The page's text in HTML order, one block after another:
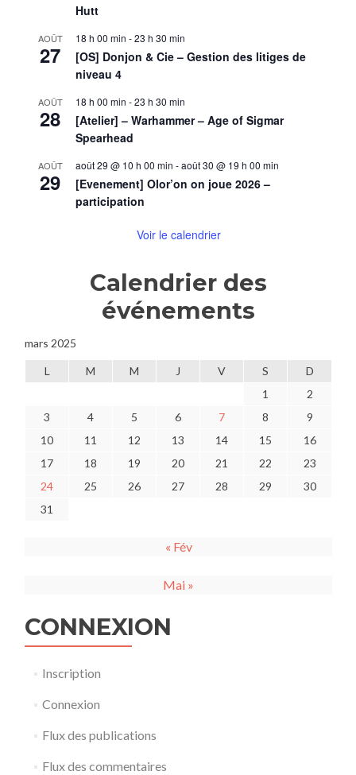
Hutt
AOÛT
27
18 h 00 min -23 h 30 min
[OS] Donjon & Cie – Gestion des litiges de
niveau 4
AOÛT
28
18 h 00 min -23 h 30 min
[Atelier] – Warhammer – Age of Sigmar
Spearhead
AOÛT
29
août 29 @ 10 h 00 min -août 30 @ 19 h 00 min
[Evenement] Olor’on on joue 2026 –
participation
Voir le calendrier
Calendrier des
événements
mars 2025
L M M J V S
D
1
2
3
4 5 6 7 8
9
10
11 12 13 14 15
16
17
18 19 20 21 22
23
24
25 26 27 28 29
30
31
« Fév
Mai »
CONNEXION
Inscription
Connexion
Flux des publications
Flux des commentaires